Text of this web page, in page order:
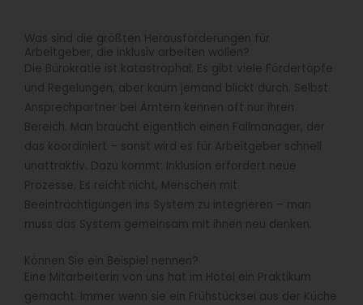
Was sind die größten Herausforderungen für
Arbeitgeber, die inklusiv arbeiten wollen?
Die Bürokratie ist katastrophal. Es gibt viele Fördertöpfe
und Regelungen, aber kaum jemand blickt durch. Selbst
Ansprechpartner bei Ämtern kennen oft nur ihren
Bereich. Man braucht eigentlich einen Fallmanager, der
das koordiniert – sonst wird es für Arbeitgeber schnell
unattraktiv. Dazu kommt: Inklusion erfordert neue
Prozesse. Es reicht nicht, Menschen mit
Beeinträchtigungen ins System zu integrieren – man
muss das System gemeinsam mit ihnen neu denken.
Können Sie ein Beispiel nennen?
Eine Mitarbeiterin von uns hat im Hotel ein Praktikum
gemacht. Immer wenn sie ein Frühstücksei aus der Küche